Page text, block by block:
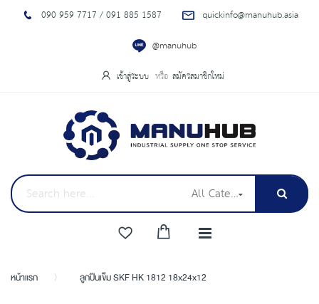
090 959 7717 / 091 885 1587
quickinfo@manuhub.asia
@manuhub
เข้าสู่ระบบ สมัครสมาชิกใหม่
All Categories
หน้าแรก ลูกปืนเข็ม SKF HK 1812 18x24x12